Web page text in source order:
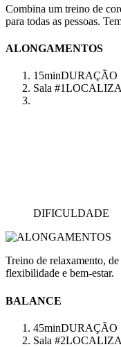
Combina um treino de
para todas as pessoas.
ALONGAMENTOS
15minDURAÇÃO
Sala #1
DIFICULDADE
Treino de relaxamento,
flexibilidade e bem-estar.
BALANCE
45minDURAÇÃO
Sala #2